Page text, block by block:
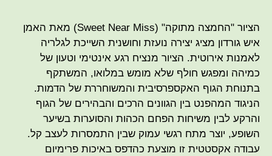
הציור "החמצה מתוקה" (Sweet Near Miss) מאת האמן
איש גורדון מציג יצירה נועזת וחושנית השייכת לגלריה
לאמנות אירוטית. הציור מנציח רגע אינטימי וטעון של
כמיהה ומפגש חולף שלא מומש במלואו, המשתקף
בתנוחת הגוף האקספרסיבית והמשוחררת של הדמות.
הניגוד המהפנט בין הגוונים הרכים והבהירים של הגוף
והרקע לבין משיחות הפחם הכהות והסוערות בשיער
השופע, יוצר מתח רגשי עמוק שבין התמסרות לעצב קל.
עבודה אקסטטית זו מוצעת כהדפס באיכות פרימיום